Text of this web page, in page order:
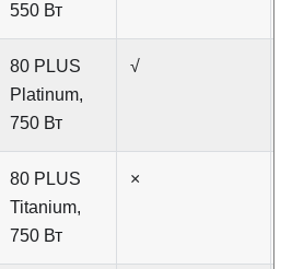
550 Вт
80 PLUS
Platinum,
750 Вт
√
80 PLUS
Titanium,
750 Вт
×